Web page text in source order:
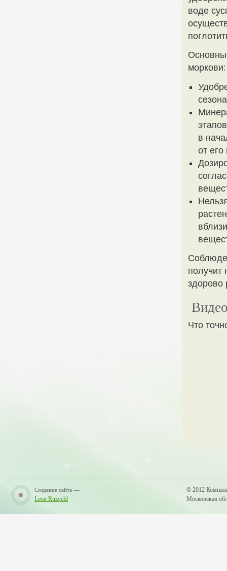
воде
моркови:
в
от
получит
здорово
Что
Создание сайта —
Leon Ruzveld
© 2012
Московская